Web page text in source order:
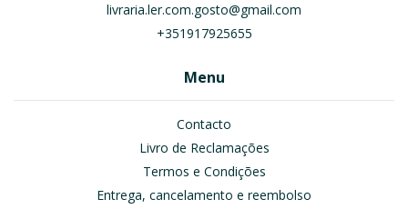
livraria.ler.com.gosto@gmail.com
+351917925655
Menu
Contacto
Livro de Reclamações
Termos e Condições
Entrega, cancelamento e reembolso